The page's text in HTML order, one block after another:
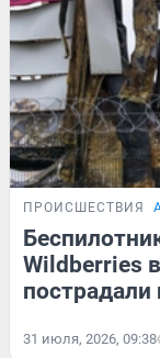
ПРОИСШЕСТВИЯ
Wildberries
пострадали
31 июля, 2026, 09:38